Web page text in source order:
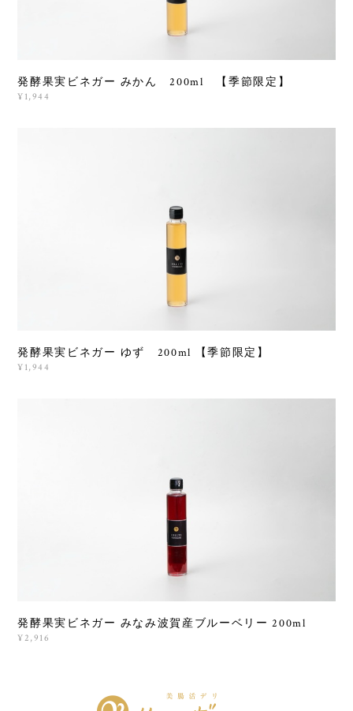
発酵果実ビネガー みかん 200ml 【季節限定】
¥1,944
発酵果実ビネガー ゆず 200ml 【季節限定】
¥1,944
発酵果実ビネガー みなみ波賀産ブルーベリー 200ml
¥2,916